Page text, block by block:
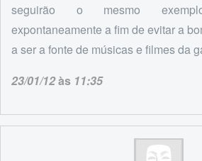
seguirão o mesmo
expontaneamente a fim de evitar a
a ser a fonte de músicas e filmes da
23/01/12às 11:35